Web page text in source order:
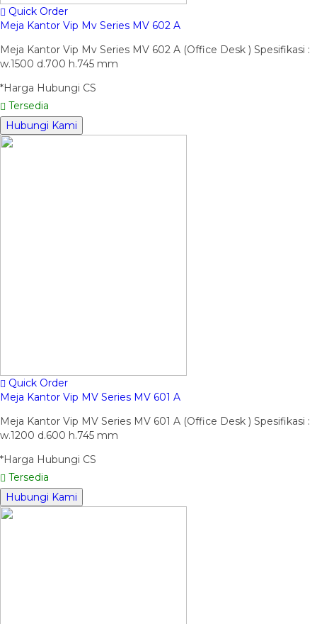
Quick Order
Meja Kantor Vip Mv Series MV 602 A
Meja Kantor Vip Mv Series MV 602 A (Office Desk ) Spesifikasi :
w.1500 d.700 h.745 mm
*Harga Hubungi CS
Tersedia
Hubungi Kami
Quick Order
Meja Kantor Vip MV Series MV 601 A
Meja Kantor Vip MV Series MV 601 A (Office Desk ) Spesifikasi :
w.1200 d.600 h.745 mm
*Harga Hubungi CS
Tersedia
Hubungi Kami